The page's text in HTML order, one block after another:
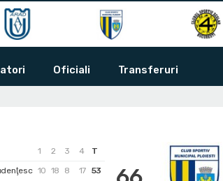
Oficiali Transferuri
1 2 3 4
T
10 18 8 17 53